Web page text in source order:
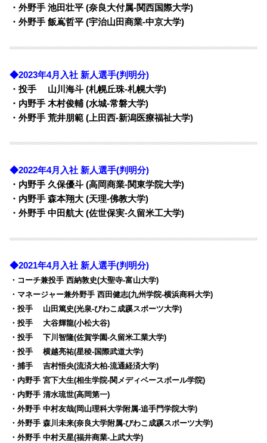
・外野手 池田壮平 (奈良大付属-関西国際大学)
・外野手 飯嶌哲平 (宇治山田商業-中京大学)
◆2023年4月入社 新人選手(判明分)
・投手 山川海斗 (札幌丘珠-札幌大学)
・内野手 木村俊輔 (水城-常磐大学)
・外野手 荒井朋範 (上田西-新潟医療福祉大学)
◆2022年4月入社 新人選手(判明分)
・内野手 久保優斗 (高岡商業-関東学院大学)
・内野手 森本翔大 (天理-佛教大学)
・外野手 中田航大 (佐世保実-久留米工大学)
◆2021年4月入社 新人選手(判明分)
・コーチ兼投手 西納敦史(大聖寺-富山大学)
・マネージャー兼外野手 西田健志(九州学院-横浜商科大学)
・投手 山田篤史(光泉-びわこ成蹊スポーツ大学)
・投手 大谷輝龍(小松大谷)
・投手 下川智隆(佐賀学園-久留米工業大学)
・投手 横越亮祐(星稜-国際武道大学)
・捕手 吉村悟央(流済大柏-流通経済大学)
・内野手 宮下大生(相生学院-関メディベースボール学院)
・内野手 清水琉世(高岡第一)
・外野手 中村友哉(岡山理科大学附属-追手門学院大学)
・外野手 森川未来(奈良大学附属-びわこ成蹊スポーツ大学)
・外野手 中村天星(福井商業-上武大学)